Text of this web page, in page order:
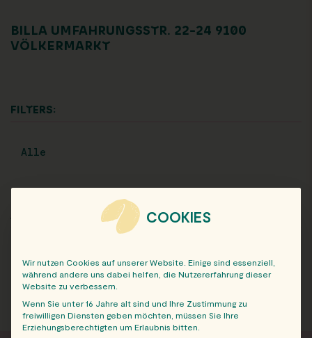
BILLA UMFAHRUNGSSTR. 22-24 9100
VÖLKERMARKT
FILTERS:
Alle
ARCHIV COOKIES
Wir nutzen Cookies auf unserer Website. Einige sind essenziell,
während andere uns dabei helfen, die Nutzererfahrung dieser
Website zu verbessern.
Wenn Sie unter 16 Jahre alt sind und Ihre Zustimmung zu
freiwilligen Diensten geben möchten, müssen Sie Ihre
Erziehungsberechtigten um Erlaubnis bitten.